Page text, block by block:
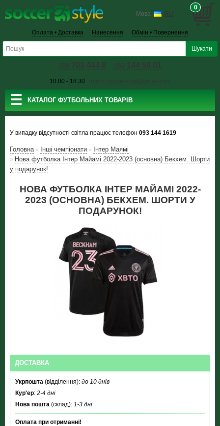
Мова RU
0
Оплата • Доставка Нанесення Обмін • Повернення
098 703 444 8 050 144 58 01
10:00 - 18:30 inform.soccerstyle@gmail.com
☰ КАТАЛОГ ФУТБОЛЬНИХ ТОВАРІВ
У випадку відсутності світла працює телефон 093 144 1619
Головна » Інші чемпіонати » Інтер Маямі
» Нова футболка Інтер Майамі 2022-2023 (основна) Бекхем. Шорти
у подарунок!
НОВА ФУТБОЛКА ІНТЕР МАЙАМІ 2022-
2023 (ОСНОВНА) БЕКХЕМ. ШОРТИ У
ПОДАРУНОК!
ДОСТАВКА
Укрпошта (відділення): до 10 днів
Кур'ер: 2-4 дні
Нова пошта (склад): 1-3 дні
Оплата при отриманні!